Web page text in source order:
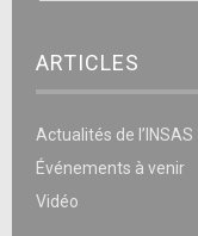
ARTICLES
Actualités de l’INSAS
Événements à venir
Vidéo